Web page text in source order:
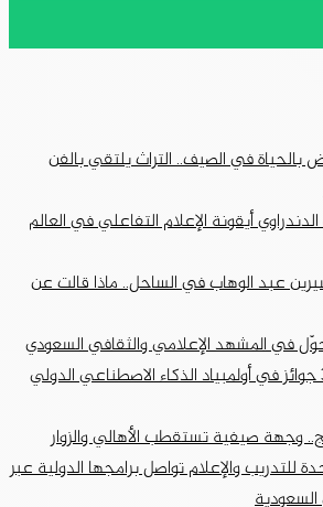
بالحياة في الصيف.. التراث يلتقي بالفن
أيقونة الإعلام التفاعلي في العالم
عبد الوهاب في الساحل.. ماذا قالت عن
في المشهد الإعلامي والثقافي السعودي
السعودية تحصد 3 جوائز في أولمبياد الذكاء الاصطناعي الدولي
وجهة صيفية تستقطب الأهالي والزوار
للتدريب والإعلام تواصل برامجها الدولية عبر